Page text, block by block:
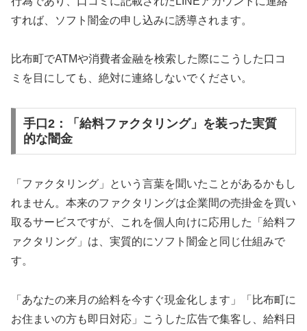
すれば、ソフト闇金の申し込みに誘導されます。
比布町でATMや消費者金融を検索した際にこうした口コ
ミを目にしても、絶対に連絡しないでください。
手口2：「給料ファクタリング」を装った実質
的な闇金
「ファクタリング」という言葉を聞いたことがあるかもし
れません。本来のファクタリングは企業間の売掛金を買い
取るサービスですが、これを個人向けに応用した「給料フ
ァクタリング」は、実質的にソフト闇金と同じ仕組みで
す。
「あなたの来月の給料を今すぐ現金化します」「比布町に
お住まいの方も即日対応」こうした広告で集客し、給料日